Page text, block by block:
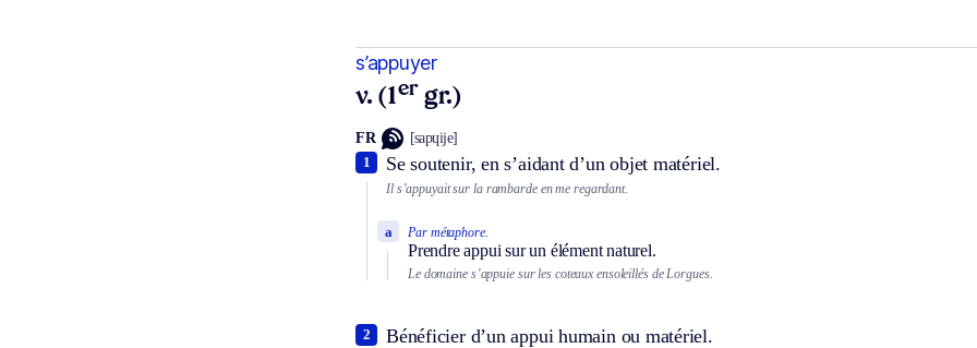
s’appuyer
v. (1er gr.)
FR [sapɥije]
Se soutenir, en s’aidant d’un objet matériel.
1
Il s’appuyait sur la rambarde en me regardant.
Par métaphore.
Prendre appui sur un élément naturel.
a
Le domaine s’appuie sur les coteaux ensoleillés de Lorgues.
Bénéficier d’un appui humain ou matériel.
2